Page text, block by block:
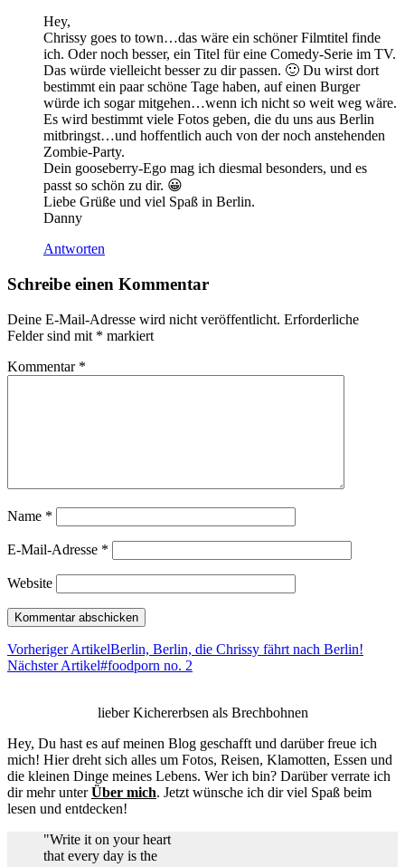
Hey,
Chrissy goes to town…das wäre ein schöner Filmtitel finde
ich. Oder noch besser, ein Titel für eine Comedy-Serie im TV.
Das würde vielleicht besser zu dir passen. 🙂 Du wirst dort
bestimmt ein paar schöne Tage haben, auf einen Burger
würde ich sogar mitgehen…wenn ich nicht so weit weg wäre.
Es wird bestimmt viele Fotos geben, die du uns aus Berlin
mitbringst…und hoffentlich auch von der noch anstehenden
Zombie-Party.
Dein gooseberry-Ego mag ich diesmal besonders, und es
passt so schön zu dir. 😀
Liebe Grüße und viel Spaß in Berlin.
Danny
Antworten
Schreibe einen Kommentar
Deine E-Mail-Adresse wird nicht veröffentlicht. Erforderliche
Felder sind mit * markiert
Kommentar *
Name *
E-Mail-Adresse *
Website
Vorheriger ArtikelBerlin, Berlin, die Chrissy fährt nach Berlin!
Nächster Artikel#foodporn no. 2
lieber Kichererbsen als Brechbohnen
Hey, Du hast es auf meinen Blog geschafft und darüber freue ich
mich! Hier dreht sich alles um Fotos, Reisen, Klamotten, Essen und
die kleinen Dinge meines Lebens. Wer ich bin? Darüber verrate ich
dir mehr unterÜber mich. Jetzt wünsche ich dir viel Spaß beim
lesen und entdecken!
"Write it on your heart
that every day is the